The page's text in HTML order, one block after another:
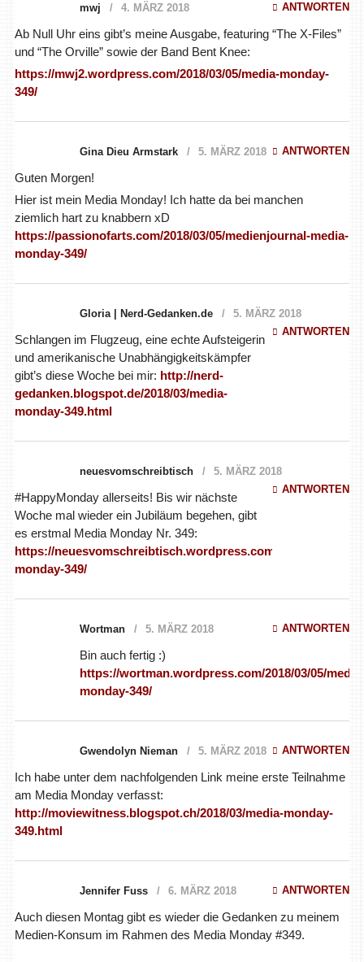
mwj 4. MÄRZ 2018 ANTWORTEN
Ab Null Uhr eins gibt’s meine Ausgabe, featuring “The X-Files”
und “The Orville” sowie der Band Bent Knee:
https://mwj2.wordpress.com/2018/03/05/media-monday-
349/
Gina Dieu Armstark 5. MÄRZ 2018 ANTWORTEN
Guten Morgen!
Hier ist mein Media Monday! Ich hatte da bei manchen
ziemlich hart zu knabbern xD
https://passionofarts.com/2018/03/05/medienjournal-media-
monday-349/
Gloria | Nerd-Gedanken.de
5. MÄRZ 2018
ANTWORTEN
Schlangen im Flugzeug, eine echte Aufsteigerin
und amerikanische Unabhängigkeitskämpfer
gibt’s diese Woche bei mir: http://nerd-
gedanken.blogspot.de/2018/03/media-
monday-349.html
neuesvomschreibtisch
5. MÄRZ 2018
ANTWORTEN
#HappyMonday allerseits! Bis wir nächste
Woche mal wieder ein Jubiläum begehen, gibt
es erstmal Media Monday Nr. 349:
https://neuesvomschreibtisch.wordpress.com/2018/03/05/
monday-349/
Wortman 5. MÄRZ 2018 ANTWORTEN
Bin auch fertig :)
https://wortman.wordpress.com/2018/03/05/media-monday-
Gwendolyn Nieman 5. MÄRZ 2018 ANTWORTEN
Ich habe unter dem nachfolgenden Link meine erste Teilnahme
am Media Monday verfasst:
http://moviewitness.blogspot.ch/2018/03/media-monday-
349.html
Jennifer Fuss 6. MÄRZ 2018 ANTWORTEN
Auch diesen Montag gibt es wieder die Gedanken zu meinem
Medien-Konsum im Rahmen des Media Monday #349.